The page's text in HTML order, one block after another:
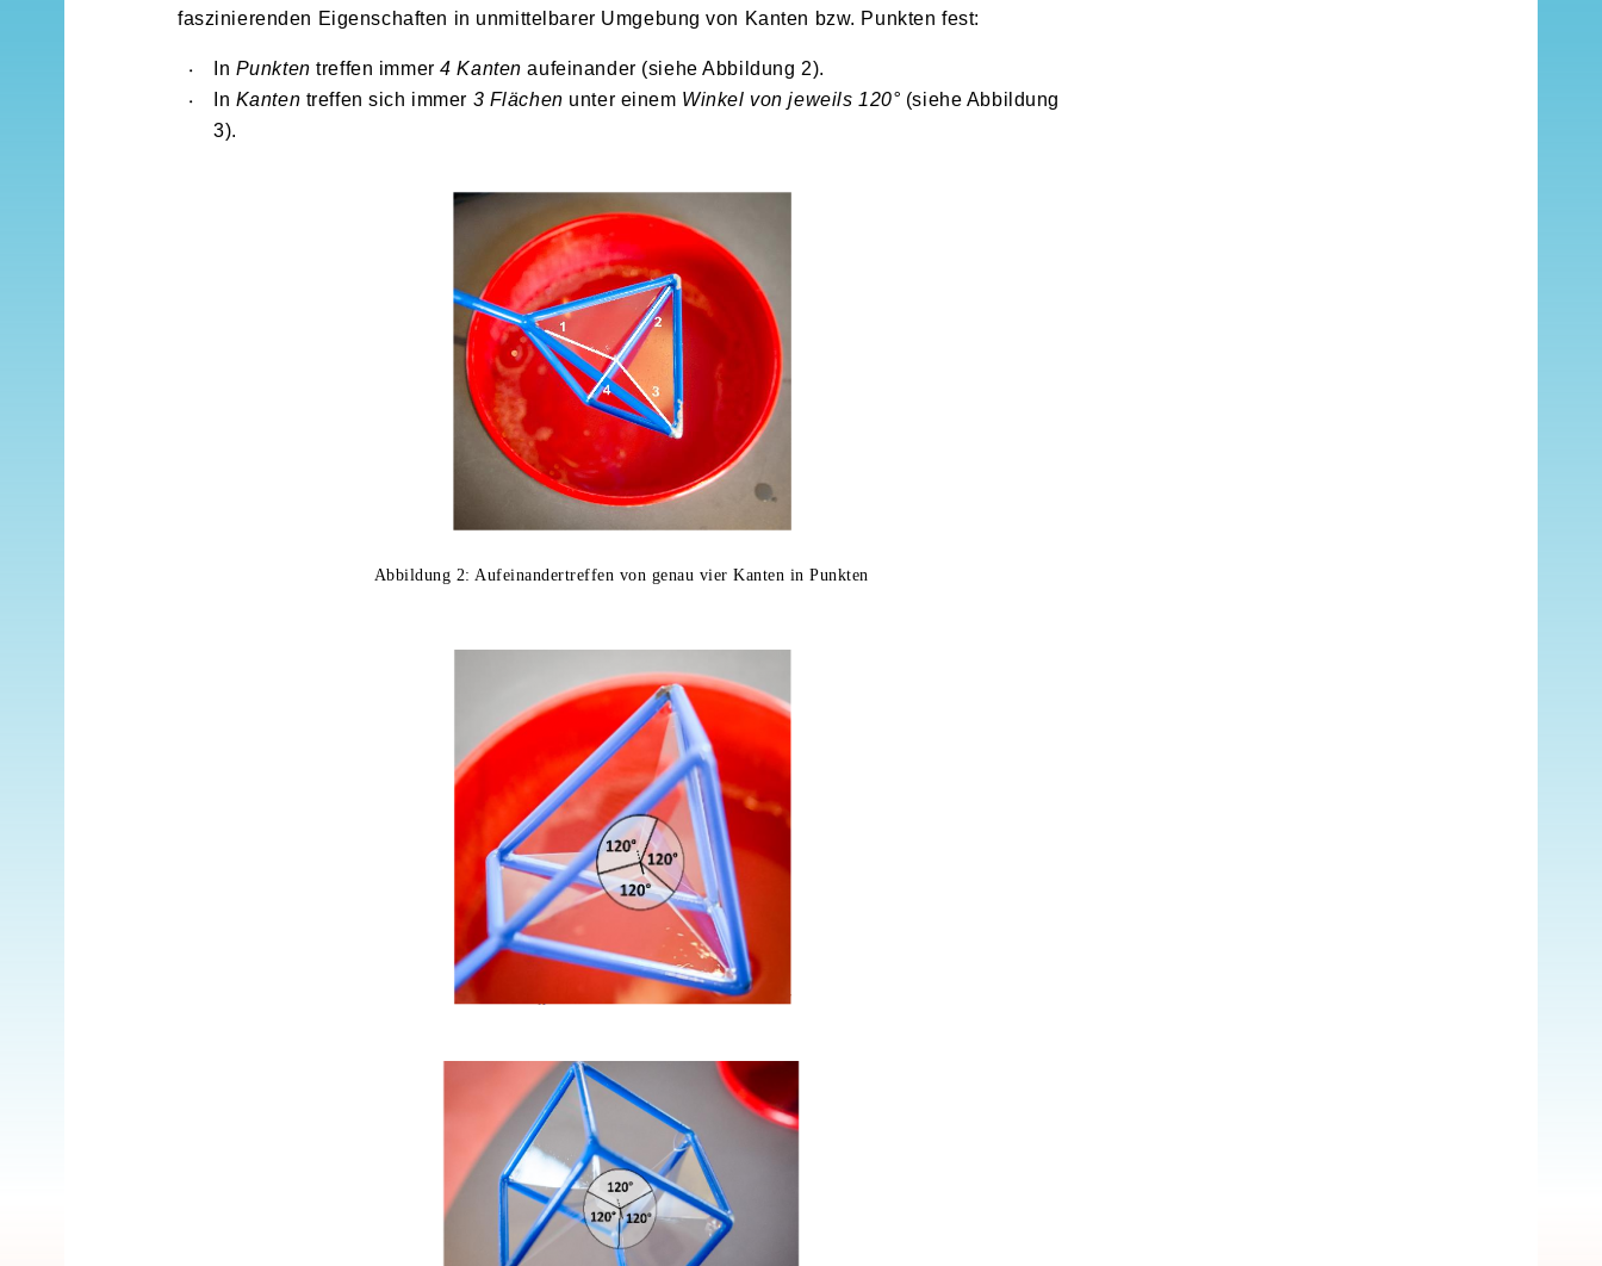
faszinierenden Eigenschaften in unmittelbarer Umgebung von Kanten bzw. Punkten fest:
In Punkten treffen immer4 Kanten aufeinander (siehe Abbildung 2).
In Kanten treffen sich immer 3 Flächen unter einem Winkel von jeweils 120° (siehe Abbildung
3).
Abbildung 2: Aufeinandertreffen von genau vier Kanten in Punkten